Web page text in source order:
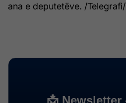
ana e deputetëve. /Telegrafi/